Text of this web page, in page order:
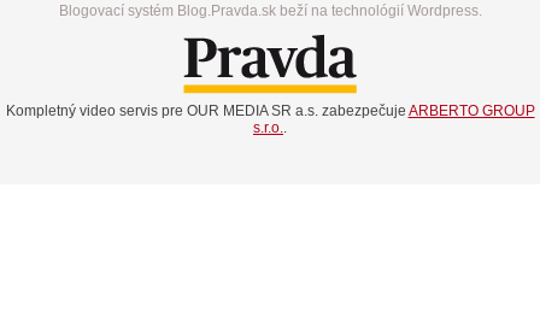
Blogovací systém Blog.Pravda.sk beží na technológií Wordpress.
Kompletný video servis pre OUR MEDIA SR a.s. zabezpečuje ARBERTO GROUP
s.r.o..